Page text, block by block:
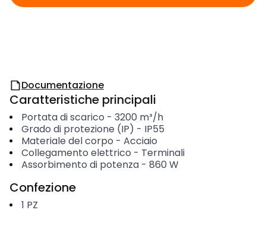
Documentazione
Caratteristiche principali
Portata di scarico - 3200 m³/h
Grado di protezione (IP) - IP55
Materiale del corpo - Acciaio
Collegamento elettrico - Terminali
Assorbimento di potenza- 860 W
Confezione
1 PZ